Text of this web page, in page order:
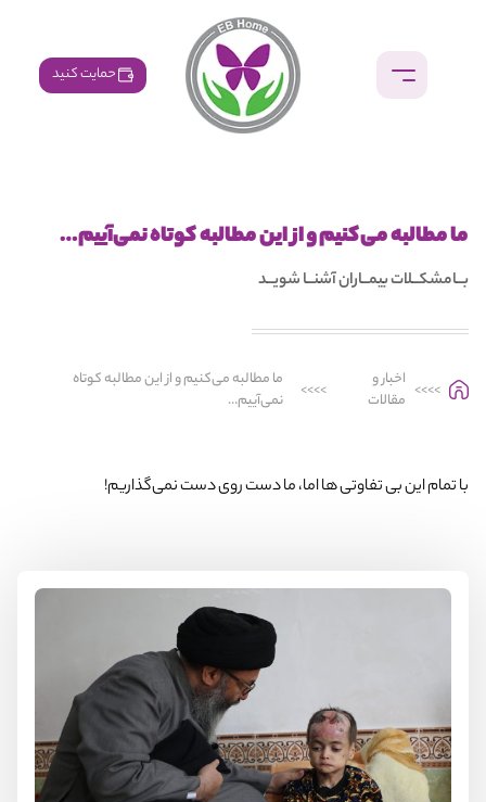
حمایت کنید
ما مطالبه می‌کنیم و از این مطالبه کوتاه نمی‌آییم…
بــامشکــلات بیمــاران آشنــا شویــد
>>>> اخبار و
مقالات
>>>>
ما مطالبه می‌کنیم و از این مطالبه کوتاه
نمی‌آییم…
با تمام این بی تفاوتی ها اما، ما دست روی دست نمی‌گذاریم!